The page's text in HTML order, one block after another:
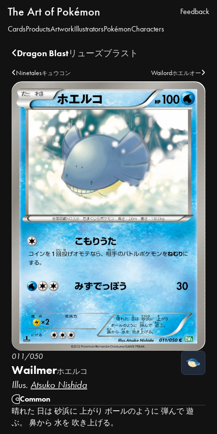
The Art of Pokémon
CardsProductsArtworkIllustratorsPokémonCharacters
Feedback
Dragon Blastリューズブラスト
Ninetalesキュウコン Wailordホエルオー
011/050
Wailmerホエルコ
Illus. Atsuko Nishida
Common
晴れた 日は 砂浜に 上がり ボールのように 弾んで 遊
ぶ。 鼻から 水を 吹き上げる。